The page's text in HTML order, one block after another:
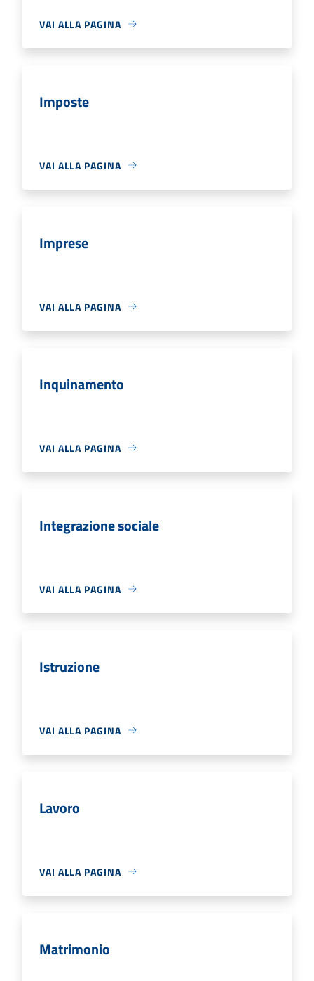
VAI ALLA PAGINA
Imposte
VAI ALLA PAGINA
Imprese
VAI ALLA PAGINA
Inquinamento
VAI ALLA PAGINA
Integrazione sociale
VAI ALLA PAGINA
Istruzione
VAI ALLA PAGINA
Lavoro
VAI ALLA PAGINA
Matrimonio